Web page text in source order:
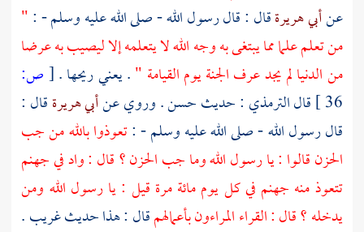
عنأبي هريرةقال : قال رسول الله - صلى الله عليه وسلم - :"
من تعلم علما مما يبتغى به وجه الله لا يتعلمه إلا ليصيب به عرضا
من الدنيا لم يجد عرف الجنة يوم القيامة ". يعني ريحها .[ص:
36 ] قالالترمذي : حديث حسن . وروي عنأبي هريرةقال :
قال رسول الله - صلى الله عليه وسلم - :تعوذوا بالله من جب
الحزن قالوا : يا رسول الله وما جب الحزن ؟ قال : واد في جهنم
تتعوذ منه جهنم في كل يوم مائة مرة قيل : يا رسول الله ومن
يدخله ؟ قال : القراء المراءون بأعمالهمقال : هذا حديث غريب .